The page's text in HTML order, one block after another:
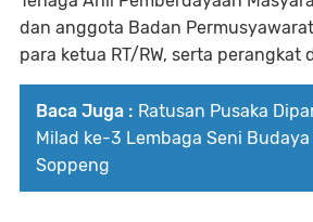
dan anggota Badan
para ketua RT/RW, serta perangkat
Baca Juga : Ratusan Pusaka
Milad ke-3 Lembaga Seni Budaya
Soppeng